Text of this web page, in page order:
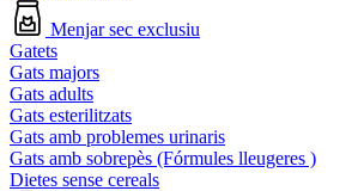
Menjar sec exclusiu
Gatets
Gats majors
Gats adults
Gats esterilitzats
Gats amb problemes urinaris
Gats amb sobrepès (Fórmules lleugeres )
Dietes sense cereals